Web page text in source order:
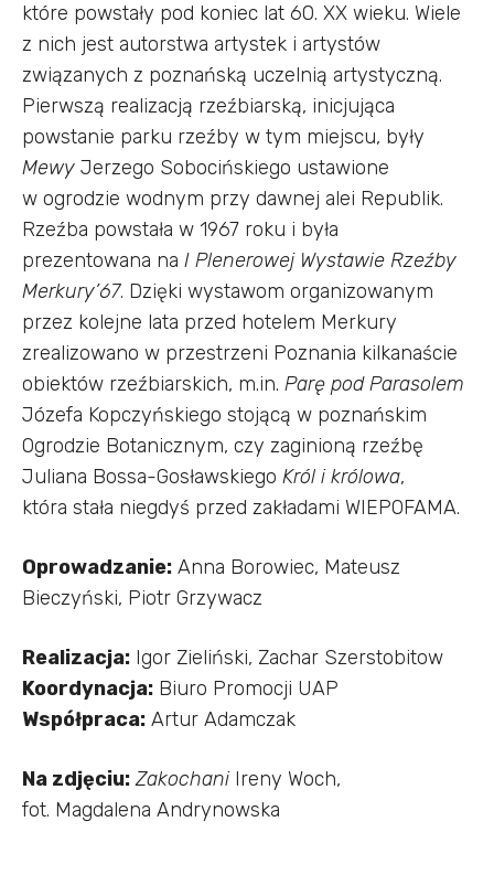
które powstały pod koniec lat 60. XX wieku. Wiele
z nich jest autorstwa artystek i artystów
związanych z poznańską uczelnią artystyczną.
Pierwszą realizacją rzeźbiarską, inicjująca
powstanie parku rzeźby w tym miejscu, były
Mewy Jerzego Sobocińskiego ustawione
w ogrodzie wodnym przy dawnej alei Republik.
Rzeźba powstała w 1967 roku i była
prezentowana na I Plenerowej Wystawie Rzeźby
Merkury’67. Dzięki wystawom organizowanym
przez kolejne lata przed hotelem Merkury
zrealizowano w przestrzeni Poznania kilkanaście
obiektów rzeźbiarskich, m.in. Parę pod Parasolem
Józefa Kopczyńskiego stojącą w poznańskim
Ogrodzie Botanicznym, czy zaginioną rzeźbę
Juliana Bossa-Gosławskiego Król i królowa,
która stała niegdyś przed zakładami WIEPOFAMA.
Oprowadzanie: Anna Borowiec, Mateusz
Bieczyński, Piotr Grzywacz
Realizacja: Igor Zieliński, Zachar Szerstobitow
Koordynacja: Biuro Promocji UAP
Współpraca: Artur Adamczak
Na zdjęciu: ZakochaniIreny Woch,
fot. Magdalena Andrynowska